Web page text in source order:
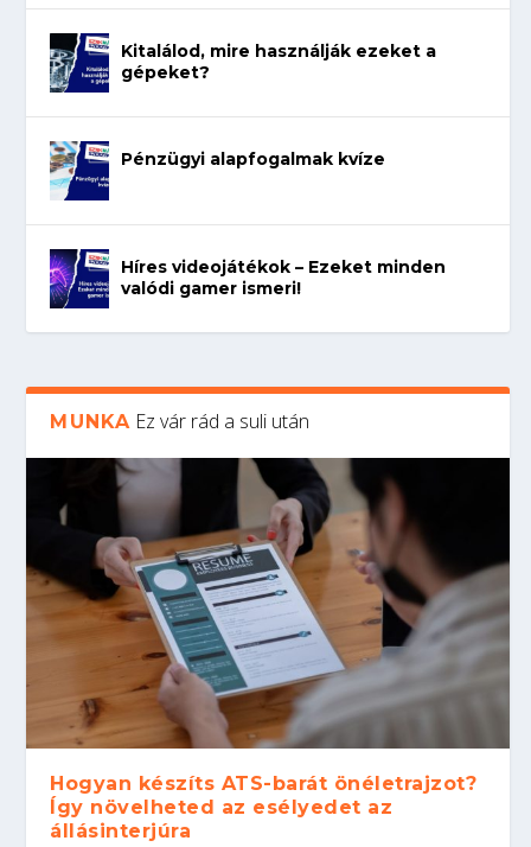
Kitalálod, mire használják ezeket a
gépeket?
Pénzügyi alapfogalmak kvíze
Híres videojátékok – Ezeket minden
valódi gamer ismeri!
MUNKA Ez vár rád a suli után
Hogyan készíts ATS-barát önéletrajzot?
Így növelheted az esélyedet az
állásinterjúra